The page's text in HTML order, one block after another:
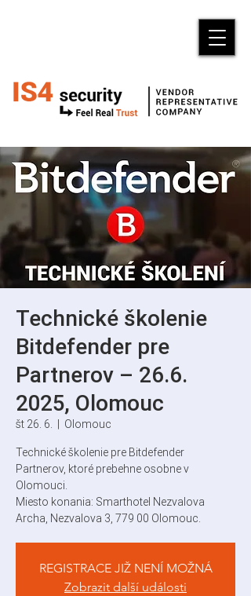
Technické školenie
Bitdefender pre
Partnerov – 26.6.
2025, Olomouc
št 26. 6.
  |
Olomouc
Technické školenie pre Bitdefender
Partnerov, ktoré prebehne osobne v
Olomouci.
Miesto konania: Smarthotel Nezvalova
Archa, Nezvalova 3, 779 00 Olomouc.
REGISTRACE JIŽ NENÍ MOŽNÁ
Zobrazit další události